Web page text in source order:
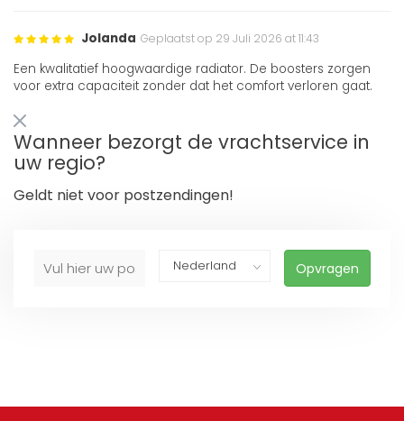
Jolanda Geplaatst op 29 Juli 2026 at 11:43
Een kwalitatief hoogwaardige radiator. De boosters zorgen
voor extra capaciteit zonder dat het comfort verloren gaat.
Wanneer bezorgt de vrachtservice in
uw regio?
Geldt niet voor postzendingen!
Opvragen